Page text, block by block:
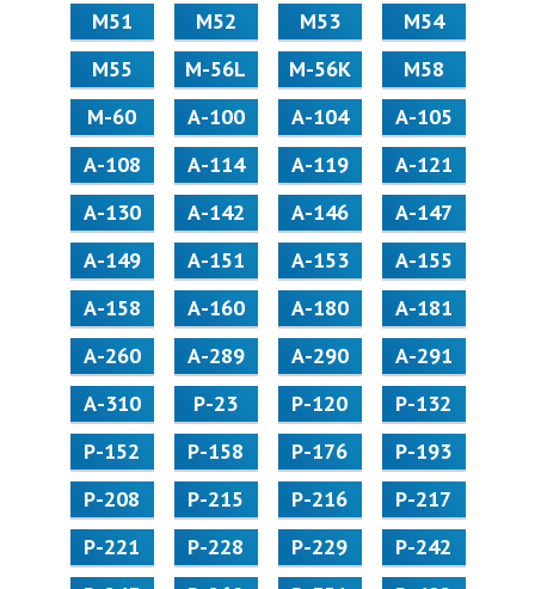
М51
М52 М53
М54
М55
M-56L M-56K
М58
M-60
А-100 А-104
А-105
А-108
А-114 А-119
А-121
А-130
А-142 А-146
А-147
А-149
А-151 А-153
А-155
А-158
А-160 А-180
А-181
А-260
А-289 А-290
А-291
А-310
Р-23 Р-120
Р-132
Р-152
Р-158 Р-176
Р-193
Р-208
Р-215 Р-216
Р-217
Р-221
Р-228 Р-229
Р-242